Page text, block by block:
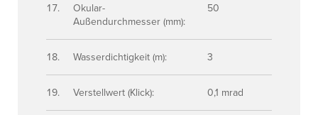
Okular-
Außendurchmesser (mm):
50
Wasserdichtigkeit (m): 3
Verstellwert (Klick): 0,1 mrad